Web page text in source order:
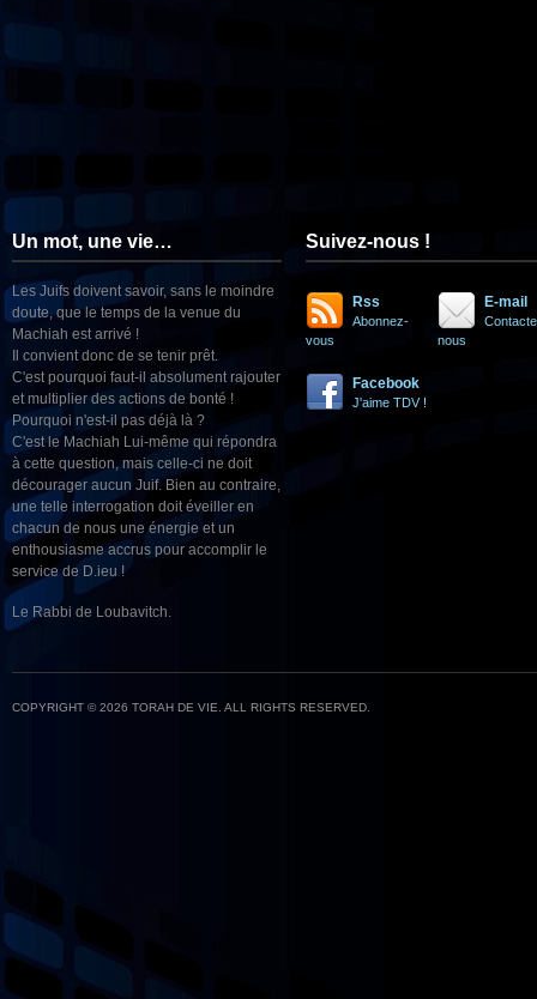
Un mot, une vie…
Les Juifs doivent savoir, sans le moindre
doute, que le temps de la venue du
Machiah est arrivé !
Il convient donc de se tenir prêt.
C'est pourquoi faut-il absolument rajouter
et multiplier des actions de bonté !
Pourquoi n'est-il pas déjà là ?
C'est le Machiah Lui-même qui répondra
à cette question, mais celle-ci ne doit
décourager aucun Juif. Bien au contraire,
une telle interrogation doit éveiller en
chacun de nous une énergie et un
enthousiasme accrus pour accomplir le
service de D.ieu !
Le Rabbi de Loubavitch.
Suivez-nous !
Rss
Abonnez-
vous
E-mail
nous
Facebook
J'aime TDV !
COPYRIGHT © 2026 TORAH DE VIE. ALL RIGHTS RESERVED.